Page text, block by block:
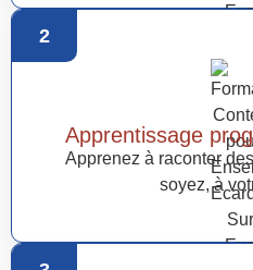
2
Apprentissage
Apprenez à raconter
soyez, à